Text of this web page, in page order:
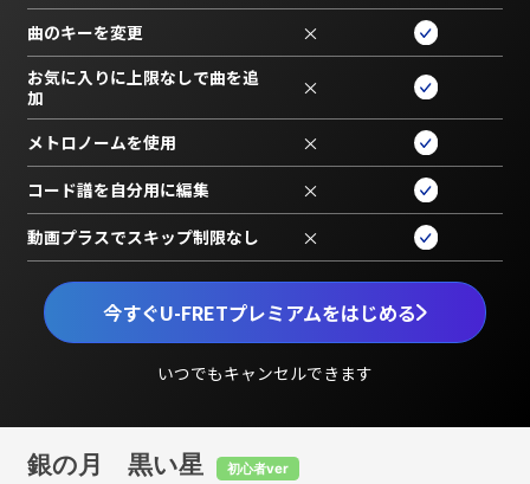
今すぐU-FRETプレミアムをはじめる
いつでもキャンセルできます
曲のキーを変更 ×
お気に入りに上限なしで曲を追
加
×
メトロノームを使用 ×
コード譜を自分用に編集 ×
動画プラスでスキップ制限なし ×
銀の月 黒い星 初心者ver